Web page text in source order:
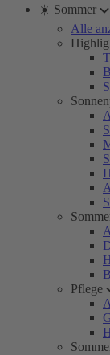
☀️ Sommer
Alle
Pflege